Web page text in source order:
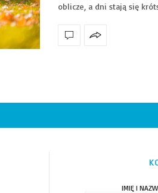
oblicze, a dni stają się
IMIĘ I